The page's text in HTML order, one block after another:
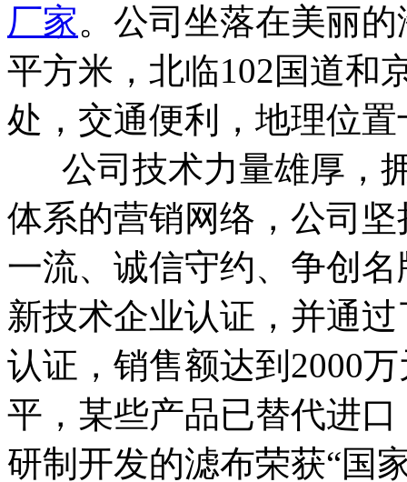
厂家。公司坐落在美丽
平方米，北临102国道和
处，交通便利，地理位
公司技术力量雄厚，
体系的营销网络，公司
一流、诚信守约、争创
新技术企业认证，并通
认证，销售额达到2000
平，某些产品已替代进
研制开发的滤布荣获“国